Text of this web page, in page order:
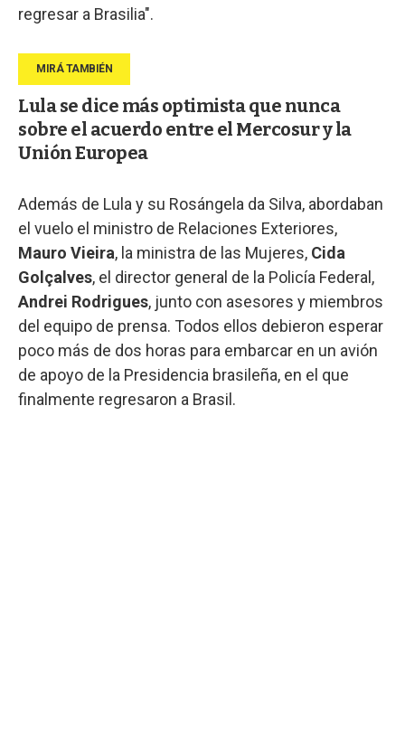
regresar a Brasilia".
Lula se dice más optimista que nunca
sobre el acuerdo entre el Mercosur y la
Unión Europea
Además de Lula y su Rosángela da Silva, abordaban
el vuelo el ministro de Relaciones Exteriores,
Mauro Vieira, la ministra de las Mujeres, Cida
Golçalves, el director general de la Policía Federal,
Andrei Rodrigues, junto con asesores y miembros
del equipo de prensa. Todos ellos debieron esperar
poco más de dos horas para embarcar en un avión
de apoyo de la Presidencia brasileña, en el que
finalmente regresaron a Brasil.